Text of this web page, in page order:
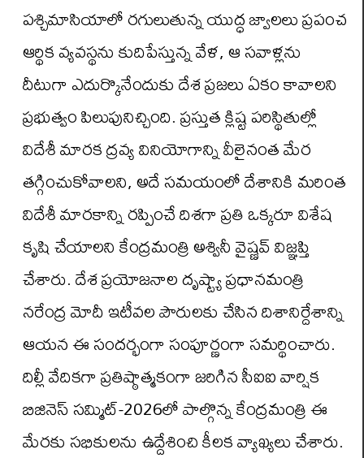
పశ్చిమాసియాలో రగులుతున్న యుద్ధ జ్వాలలు ప్రపంచ
ఆర్థిక వ్యవస్థను కుదిపేస్తున్న వేళ, ఆ సవాళ్లను
దీటుగా ఎదుర్కొనేందుకు దేశ ప్రజలు ఏకం కావాలని
ప్రభుత్వం పిలుపునిచ్చింది. ప్రస్తుత క్లిష్ట పరిస్థితుల్లో
విదేశీ మారక ద్రవ్య వినియోగాన్ని వీలైనంత మేర
తగ్గించుకోవాలని, అదే సమయంలో దేశానికి మరింత
విదేశీ మారకాన్ని రప్పించే దిశగా ప్రతి ఒక్కరూ విశేష
కృషి చేయాలని కేంద్రమంత్రి అశ్వినీ వైష్ణవ్ విజ్ఞప్తి
చేశారు. దేశ ప్రయోజనాల దృష్ట్యా ప్రధానమంత్రి
నరేంద్ర మోదీ ఇటీవల పౌరులకు చేసిన దిశానిర్దేశాన్ని
ఆయన ఈ సందర్భంగా సంపూర్ణంగా సమర్థించారు.
దిల్లీ వేదికగా ప్రతిష్ఠాత్మకంగా జరిగిన సీఐఐ వార్షిక
బిజినెస్ సమ్మిట్-2026లో పాల్గొన్న కేంద్రమంత్రి ఈ
మేరకు సభికులను ఉద్దేశించి కీలక వ్యాఖ్యలు చేశారు.